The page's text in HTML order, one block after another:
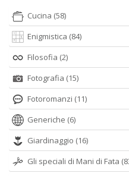
Cucina (58)
Enigmistica (84)
Filosofia (2)
Fotografia (15)
Fotoromanzi (11)
Generiche (6)
Giardinaggio (16)
Gli speciali di Mani di Fata